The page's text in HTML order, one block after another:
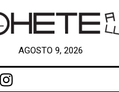
AGOSTO 9, 2026